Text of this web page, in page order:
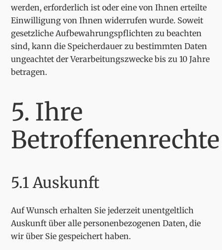
werden, erforderlich ist oder eine von Ihnen erteilte
Einwilligung von Ihnen widerrufen wurde. Soweit
gesetzliche Aufbewahrungspflichten zu beachten
sind, kann die Speicherdauer zu bestimmten Daten
ungeachtet der Verarbeitungszwecke bis zu 10 Jahre
betragen.
5. Ihre
Betroffenenrechte
5.1 Auskunft
Auf Wunsch erhalten Sie jederzeit unentgeltlich
Auskunft über alle personenbezogenen Daten, die
wir über Sie gespeichert haben.